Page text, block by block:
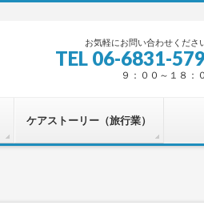
お気軽にお問い合わせくださ
TEL 06-6831-
９：００～１８：
ケアストーリー（旅行業）